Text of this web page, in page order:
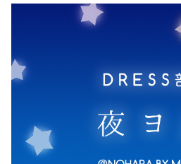
カルチャー/エンタメ